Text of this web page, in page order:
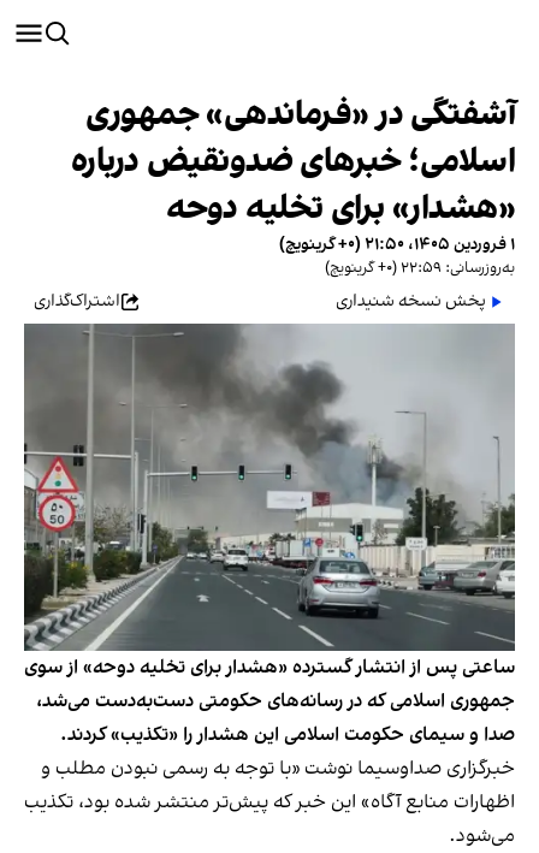
آشفتگی در «فرماندهی» جمهوری
اسلامی؛ خبرهای ضدونقیض درباره
«هشدار» برای تخلیه دوحه
۱ فروردین ۱۴۰۵، ۲۱:۵۰ (‎+۰ گرینویچ)
به‌روزرسانی: ۲۲:۵۹ (‎+۰ گرینویچ)
پخش نسخه شنیداری اشتراک‌گذاری
ساعتی پس از انتشار گسترده «هشدار برای تخلیه دوحه» از سوی
جمهوری اسلامی که در رسانه‌های حکومتی دست‌به‌دست می‌شد،
صدا و سیمای حکومت اسلامی این هشدار را «تکذیب» کردند.
خبرگزاری صدا‌و‌سیما نوشت «با توجه به رسمی نبودن مطلب و
اظهارات منابع آگاه» این خبر که پیش‌تر منتشر شده بود، تکذیب
می‌شود.